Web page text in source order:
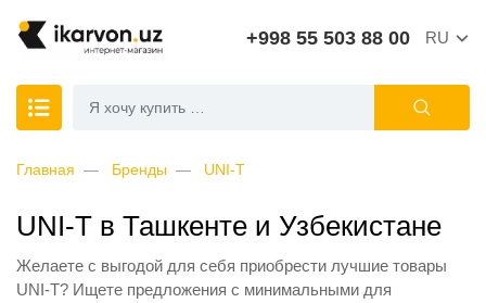
+998 55 503 88 00 RU
Главная Бренды UNI-T
UNI-T в Ташкенте и Узбекистане
Желаете с выгодой для себя приобрести лучшие товары
UNI-T? Ищете предложения с минимальными для